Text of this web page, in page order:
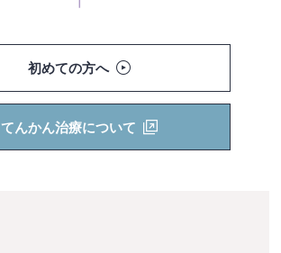
初めての方へ
てんかん治療について